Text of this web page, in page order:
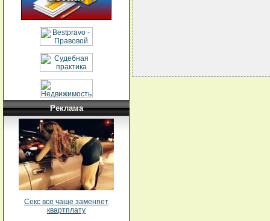
Реклама
Секс все чаще заменяет
квартплату